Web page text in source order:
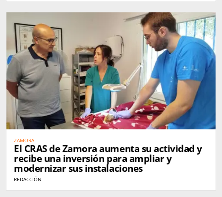
ZAMORA
El CRAS de Zamora aumenta su actividad y
recibe una inversión para ampliar y
modernizar sus instalaciones
REDACCIÓN